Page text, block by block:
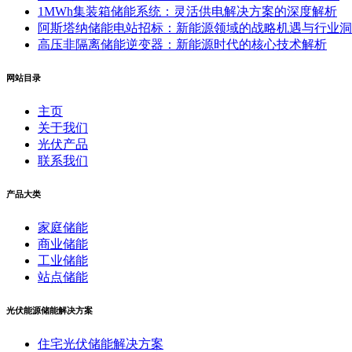
1MWh集装箱储能系统：灵活供电解决方案的深度解析
阿斯塔纳储能电站招标：新能源领域的战略机遇与行业
高压非隔离储能逆变器：新能源时代的核心技术解析
网站目录
主页
关于我们
光伏产品
联系我们
产品大类
家庭储能
商业储能
工业储能
站点储能
光伏能源储能解决方案
住宅光伏储能解决方案